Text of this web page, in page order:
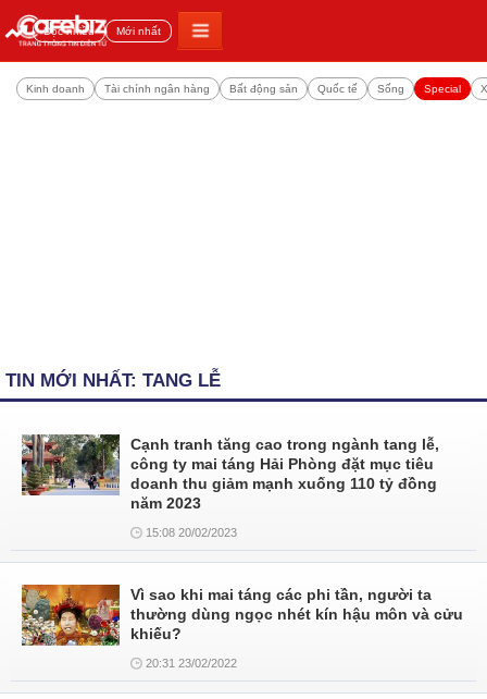
Đọc nhiều Mới nhất
Kinh doanh Tài chính ngân hàng Bất động sản Quốc tế Sống Special
TIN MỚI NHẤT: TANG LỄ
Cạnh tranh tăng cao trong ngành tang lễ,
công ty mai táng Hải Phòng đặt mục tiêu
doanh thu giảm mạnh xuống 110 tỷ đồng
năm 2023
15:08 20/02/2023
Vì sao khi mai táng các phi tần, người ta
thường dùng ngọc nhét kín hậu môn và cửu
khiếu?
20:31 23/02/2022